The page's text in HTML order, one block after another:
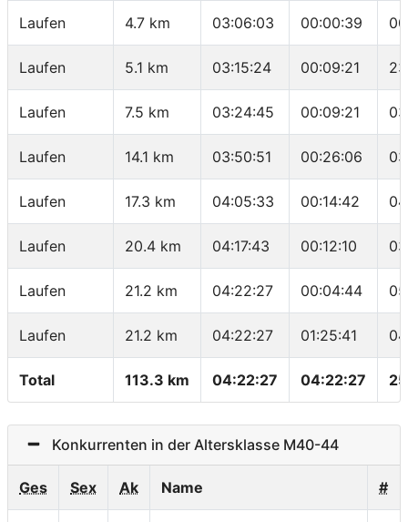
Laufen 4.7 km 03:06:03 00:00:39
Laufen 5.1 km 03:15:24 00:09:21
Laufen 7.5 km 03:24:45 00:09:21
Laufen 14.1 km 03:50:51 00:26:06
Laufen 17.3 km 04:05:33 00:14:42
Laufen 20.4 km 04:17:43 00:12:10
Laufen 21.2 km 04:22:27 00:04:44
Laufen 21.2 km 04:22:27 01:25:41
Total 113.3 km 04:22:27 04:22:27
Konkurrenten in der Altersklasse M40-44
Ges Sex Ak Name #